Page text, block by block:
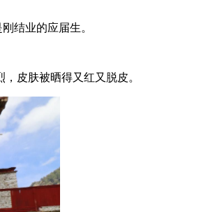
结业的应届生。
皮肤被晒得又红又脱皮。